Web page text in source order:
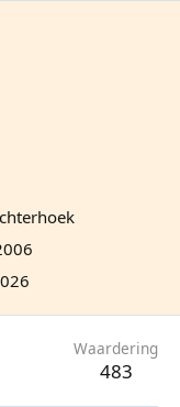
Waardering
483